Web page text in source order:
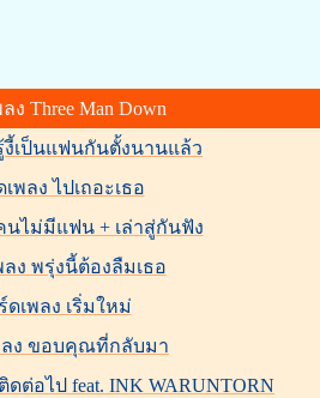
ง Three Man Down
งี้เป็นแฟนกันตั้งนานแล้ว
พลง ไปเถอะเธอ
นไม่มีแฟน + เล่าสู่กันฟัง
ลง พรุ่งนี้ต้องลืมเธอ
ดเพลง เริ่มใหม่
ลง ขอบคุณที่กลับมา
ต่อไป feat. INK WARUNTORN